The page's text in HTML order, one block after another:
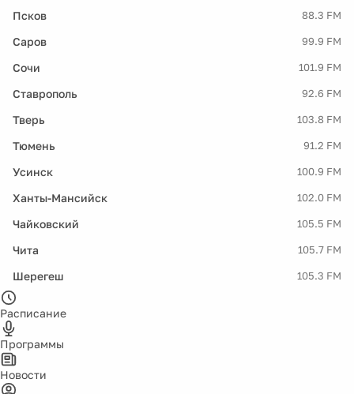
Псков 88.3 FM
Саров 99.9 FM
Сочи 101.9 FM
Ставрополь 92.6 FM
Тверь 103.8 FM
Тюмень 91.2 FM
Усинск 100.9 FM
Ханты-Мансийск 102.0 FM
Чайковский 105.5 FM
Чита 105.7 FM
Шерегеш 105.3 FM
Расписание
Программы
Новости